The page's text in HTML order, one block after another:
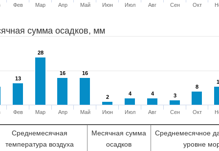
Фев Мар Апр Май Июн Июл Авг Сен Окт
сумма осадков, мм
13
13
28
28
16
16 16
16
2
2
4
4 4
4 3
3
8
8
Фев Мар Апр Май Июн Июл Авг Сен Окт
Среднемесячная
температура воздуха
Месячная сумма
осадков
Среднемесячное
уровне